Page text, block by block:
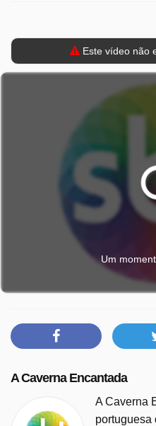
Este vídeo não
Um
A Caverna Encantada
A Caverna
portuguesa